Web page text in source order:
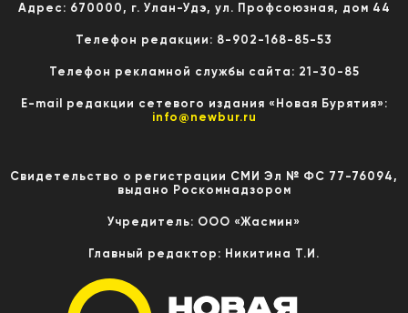
Адрес: 670000, г. Улан-Удэ, ул. Профсоюзная, дом 44
Телефон редакции: 8-902-168-85-53
Телефон рекламной службы сайта: 21-30-85
E-mail редакции сетевого издания «Новая Бурятия»:
info@newbur.ru
Свидетельство о регистрации СМИ Эл № ФС 77-76094,
выдано Роскомнадзором
Учредитель: ООО «Жасмин»
Главный редактор: Никитина Т.И.